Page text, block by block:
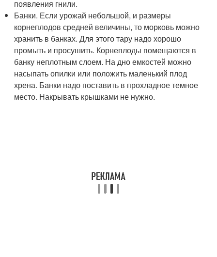
появления гнили.
Банки. Если урожай небольшой, и размеры
корнеплодов средней величины, то морковь можно
хранить в банках. Для этого тару надо хорошо
промыть и просушить. Корнеплоды помещаются в
банку неплотным слоем. На дно емкостей можно
насыпать опилки или положить маленький плод
хрена. Банки надо поставить в прохладное темное
место. Накрывать крышками не нужно.